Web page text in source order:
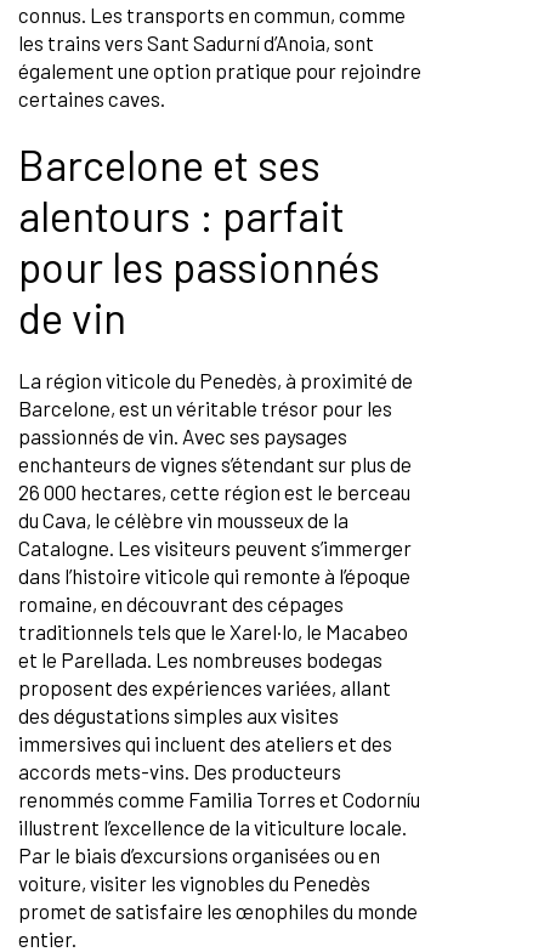
connus. Les transports en commun, comme
les trains vers Sant Sadurní d’Anoia, sont
également une option pratique pour rejoindre
certaines caves.
Barcelone et ses
alentours : parfait
pour les passionnés
de vin
La région viticole du Penedès, à proximité de
Barcelone, est un véritable trésor pour les
passionnés de vin. Avec ses paysages
enchanteurs de vignes s’étendant sur plus de
26 000 hectares, cette région est le berceau
du Cava, le célèbre vin mousseux de la
Catalogne. Les visiteurs peuvent s’immerger
dans l’histoire viticole qui remonte à l’époque
romaine, en découvrant des cépages
traditionnels tels que le Xarel·lo, le Macabeo
et le Parellada. Les nombreuses bodegas
proposent des expériences variées, allant
des dégustations simples aux visites
immersives qui incluent des ateliers et des
accords mets-vins. Des producteurs
renommés comme Familia Torres et Codorníu
illustrent l’excellence de la viticulture locale.
Par le biais d’excursions organisées ou en
voiture, visiter les vignobles du Penedès
promet de satisfaire les œnophiles du monde
entier.